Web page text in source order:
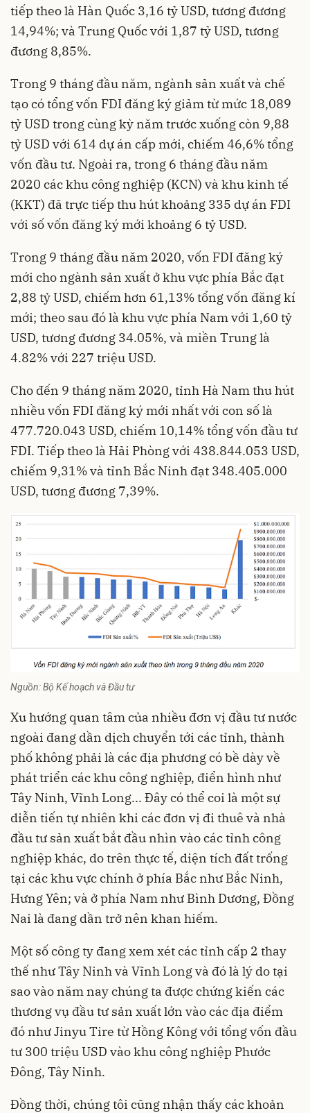
tiếp theo là Hàn Quốc 3,16 tỷ USD, tương đương
14,94%; và Trung Quốc với 1,87 tỷ USD, tương
đương 8,85%.
Trong 9 tháng đầu năm, ngành sản xuất và chế
tạo có tổng vốn FDI đăng ký giảm từ mức 18,089
tỷ USD trong cùng kỳ năm trước xuống còn 9,88
tỷ USD với 614 dự án cấp mới, chiếm 46,6% tổng
vốn đầu tư. Ngoài ra, trong 6 tháng đầu năm
2020 các khu công nghiệp (KCN) và khu kinh tế
(KKT) đã trực tiếp thu hút khoảng 335 dự án FDI
với số vốn đăng ký mới khoảng 6 tỷ USD.
Trong 9 tháng đầu năm 2020, vốn FDI đăng ký
mới cho ngành sản xuất ở khu vực phía Bắc đạt
2,88 tỷ USD, chiếm hơn 61,13% tổng vốn đăng kí
mới; theo sau đó là khu vực phía Nam với 1,60 tỷ
USD, tương đương 34.05%, và miền Trung là
4.82% với 227 triệu USD.
Cho đến 9 tháng năm 2020, tỉnh Hà Nam thu hút
nhiều vốn FDI đăng ký mới nhất với con số là
477.720.043 USD, chiếm 10,14% tổng vốn đầu tư
FDI. Tiếp theo là Hải Phòng với 438.844.053 USD,
chiếm 9,31% và tỉnh Bắc Ninh đạt 348.405.000
USD, tương đương 7,39%.
Nguồn: Bộ Kế hoạch và Đầu tư
Xu hướng quan tâm của nhiều đơn vị đầu tư nước
ngoài đang dần dịch chuyển tới các tỉnh, thành
phố không phải là các địa phương có bề dày về
phát triển cáckhu công nghiệp, điển hình như
Tây Ninh, Vĩnh Long... Đây có thể coi là một sự
diễn tiến tự nhiên khi các đơn vị đi thuê và nhà
đầu tư sản xuất bắt đầu nhìn vào các tỉnh công
nghiệp khác, do trên thực tế, diện tích đất trống
tại các khu vực chính ở phía Bắc như Bắc Ninh,
Hưng Yên; và ở phía Nam như Bình Dương, Đồng
Nai là đang dần trở nên khan hiếm.
Một số công ty đang xem xét các tỉnh cấp 2 thay
thế như Tây Ninh và Vĩnh Long và đó là lý do tại
sao vào năm nay chúng ta được chứng kiến các
thương vụ đầu tư sản xuất lớn vào các địa điểm
đó như Jinyu Tire từ Hồng Kông với tổng vốn đầu
tư 300 triệu USD vào khu công nghiệp Phước
Đông, Tây Ninh.
Đồng thời, chúng tôi cũng nhận thấy các khoản